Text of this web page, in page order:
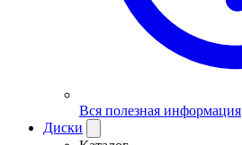
Вся полезная информация
Диски